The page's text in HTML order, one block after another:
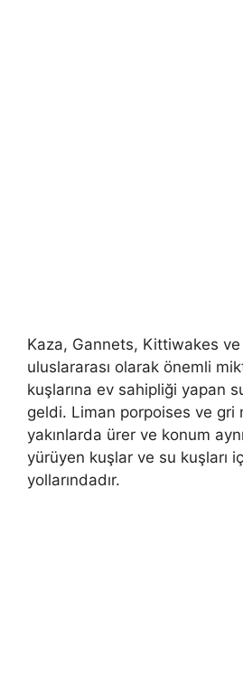
Kaza, Gannets, Kittiwakes
uluslararası olarak önemli
kuşlarına ev sahipliği yapan
geldi. Liman porpoises ve gri
yakınlarda ürer ve konum
yürüyen kuşlar ve su kuşları
yollarındadır.